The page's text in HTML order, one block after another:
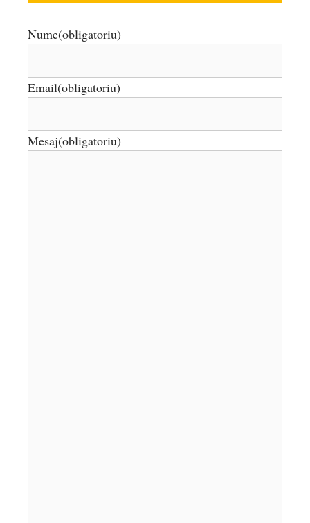
Nume(obligatoriu)
Email(obligatoriu)
Mesaj(obligatoriu)